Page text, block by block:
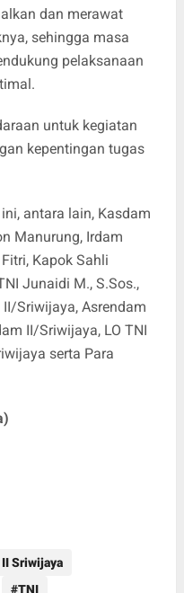
dan merawat
sehingga masa
pelaksanaan
untuk kegiatan
kepentingan tugas
antara lain, Kasdam
Manurung, Irdam
Kapok Sahli
Junaidi M., S.Sos.,
Sriwijaya, Asrendam
II/Sriwijaya, LO TNI
serta Para
Sriwijaya
TNI